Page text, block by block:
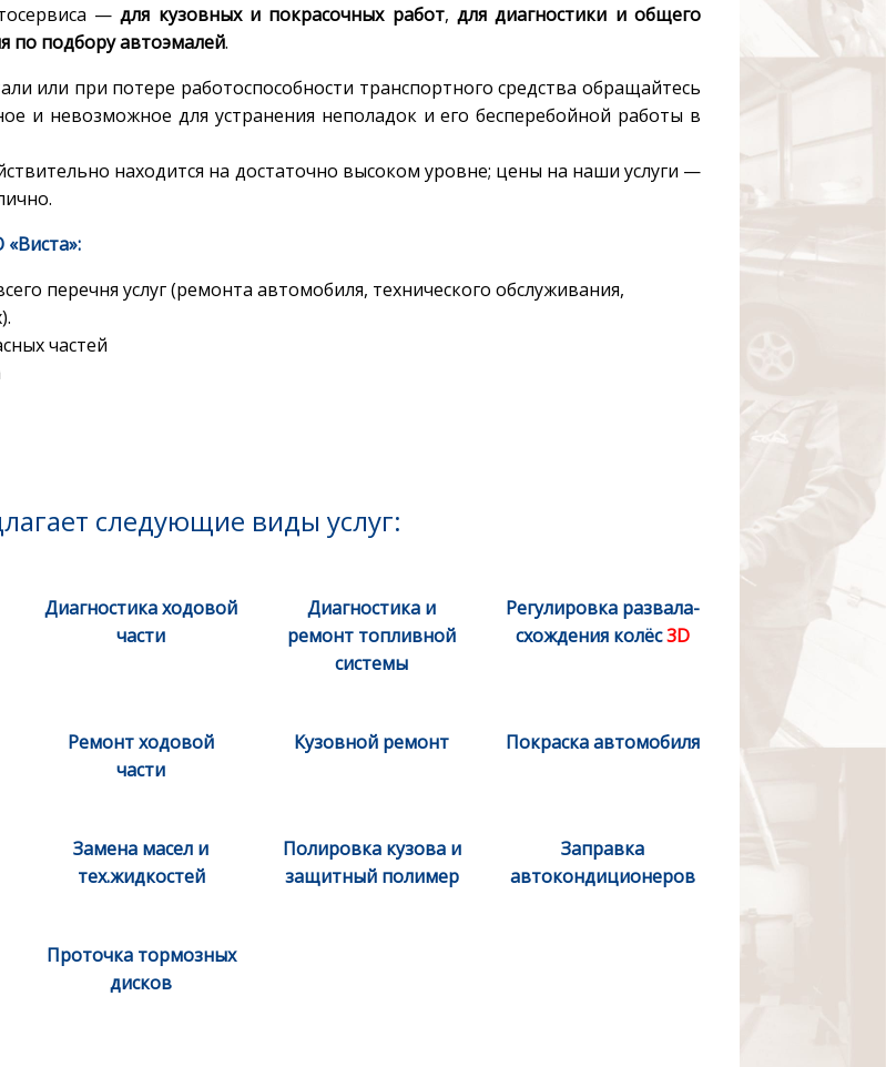
—для кузовных и покрасочных работ,для диагностики и общего
по подбору автоэмалей.
или при потере работоспособности транспортного средства обращайтесь
и невозможное для устранения неполадок и его бесперебойной работы в
находится на достаточно высоком уровне; цены на наши услуги —
перечня услуг (ремонта автомобиля, технического обслуживания,
частей
следующие виды услуг:
Диагностика ходовой
части
Диагностика и
ремонт топливной
системы
Регулировка развала-
схождения колёс 3D
Ремонт ходовой
части
Кузовной ремонт Покраска автомобиля
Замена масел и
тех.жидкостей
Полировка кузова и
защитный полимер
Заправка
автокондиционеров
Проточка тормозных
дисков